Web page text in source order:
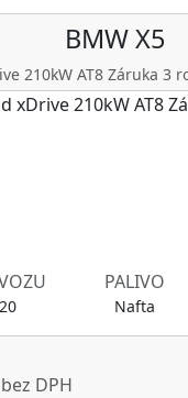
BMWX5
210kW AT8 Záruka 3
PALIVO
Nafta
DPH